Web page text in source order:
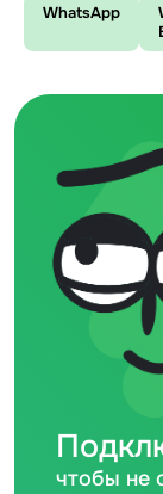
WhatsApp
чтобы не